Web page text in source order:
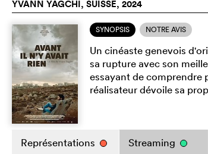
YVANN YAGCHI, SUISSE, 2024
SYNOPSIS NOTRE AVIS
Un cinéaste genevois
sa rupture avec son
essayant de comprendre
réalisateur dévoile sa
Représentations Streaming